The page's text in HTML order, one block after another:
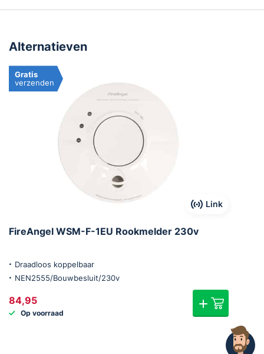
Product
Aantal in verpakking 1 stuk
EI3024
Ja,
Alternatieven
Link
Gratis
verzenden
FireAngel WSM-F-1EU Rookmelder 230v
Draadloos koppelbaar
NEN2555/Bouwbesluit/230v
84,95
Op voorraad